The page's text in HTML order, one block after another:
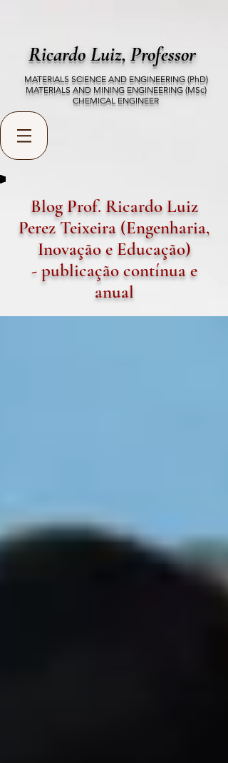
Ricardo Luiz, Professor
MATERIALS SCIENCE AND ENGINEERING (PhD)
MATERIALS AND MINING ENGINEERING (MSc)
CHEMICAL ENGINEER
Blog Prof. Ricardo Luiz
Perez Teixeira (Engenharia,
Inovação e Educação)
- publicação contínua e
anual